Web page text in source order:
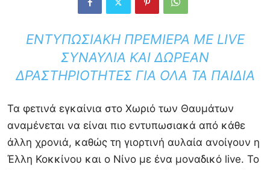
ΕΝΤΥΠΩΣΙΑΚΉ ΠΡΕΜΙΈΡΑ ΜΕ LIVE
ΣΥΝΑΥΛΊΑ ΚΑΙ ΔΩΡΕΆΝ
ΔΡΑΣΤΗΡΙΌΤΗΤΕΣ ΓΙΑ ΌΛΑ ΤΑ ΠΑΙΔΙΆ
Τα φετινά εγκαίνια στο Χωριό των Θαυμάτων
αναμένεται να είναι πιο εντυπωσιακά από κάθε
άλλη χρονιά, καθώς τη γιορτινή αυλαία ανοίγουν η
Έλλη Κοκκίνου και ο Νίνο με ένα μοναδικό live. Το